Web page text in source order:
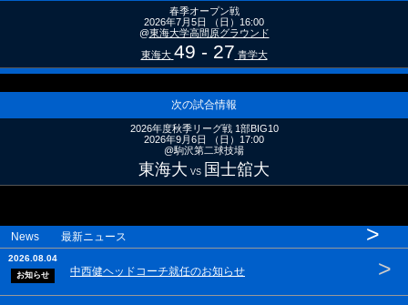
春季オープン戦
2026年7月5日 （日）16:00
@東海大学高間原グラウンド
東海大 49 - 27 青学大
次の試合情報
2026年度秋季リーグ戦 1部BIG10
2026年9月6日 （日）17:00
@駒沢第二球技場
東海大 VS 国士舘大
News 最新ニュース >
2026.08.04
お知らせ 中西健ヘッドコーチ就任のお知らせ >